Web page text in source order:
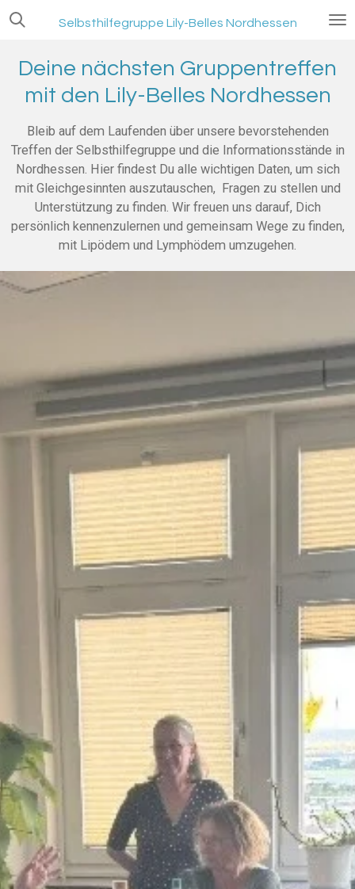
Zum
Selbsthilfegruppe Lily-Belles Nordhessen
Deine nächsten Gruppentreffen
mit den Lily-Belles Nordhessen
Bleib auf dem Laufenden über unsere bevorstehenden
Treffen der Selbsthilfegruppe und die Informationsstände in
Nordhessen. Hier findest Du alle wichtigen Daten, um sich
mit Gleichgesinnten auszutauschen, Fragen zu stellen und
Unterstützung zu finden. Wir freuen uns darauf, Dich
persönlich kennenzulernen und gemeinsam Wege zu finden,
mit Lipödem und Lymphödem umzugehen.